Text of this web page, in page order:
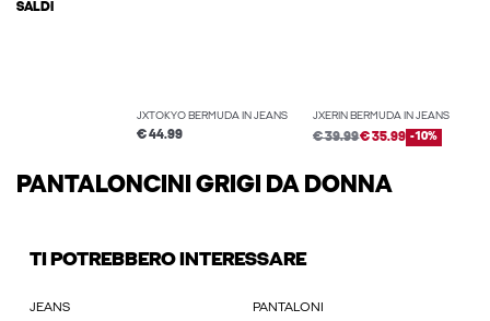
SALDI
JXTOKYO BERMUDA IN JEANS
€ 44.99
JXERIN BERMUDA IN JEANS
€ 39.99€ 35.99 -10%
PANTALONCINI GRIGI DA DONNA
TI POTREBBERO INTERESSARE
JEANS PANTALONI